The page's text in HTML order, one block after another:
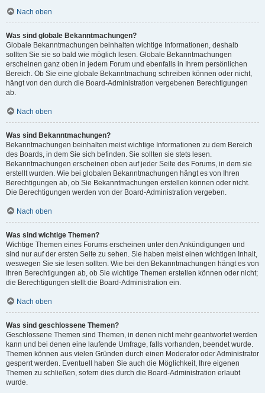
Nach oben
Was sind globale Bekanntmachungen?
Globale Bekanntmachungen beinhalten wichtige Informationen, deshalb
sollten Sie sie so bald wie möglich lesen. Globale Bekanntmachungen
erscheinen ganz oben in jedem Forum und ebenfalls in Ihrem persönlichen
Bereich. Ob Sie eine globale Bekanntmachung schreiben können oder nicht,
hängt von den durch die Board-Administration vergebenen Berechtigungen
ab.
Nach oben
Was sind Bekanntmachungen?
Bekanntmachungen beinhalten meist wichtige Informationen zu dem Bereich
des Boards, in dem Sie sich befinden. Sie sollten sie stets lesen.
Bekanntmachungen erscheinen oben auf jeder Seite des Forums, in dem sie
erstellt wurden. Wie bei globalen Bekanntmachungen hängt es von Ihren
Berechtigungen ab, ob Sie Bekanntmachungen erstellen können oder nicht.
Die Berechtigungen werden von der Board-Administration vergeben.
Nach oben
Was sind wichtige Themen?
Wichtige Themen eines Forums erscheinen unter den Ankündigungen und
sind nur auf der ersten Seite zu sehen. Sie haben meist einen wichtigen Inhalt,
weswegen Sie sie lesen sollten. Wie bei den Bekanntmachungen hängt es von
Ihren Berechtigungen ab, ob Sie wichtige Themen erstellen können oder nicht;
die Berechtigungen stellt die Board-Administration ein.
Nach oben
Was sind geschlossene Themen?
Geschlossene Themen sind Themen, in denen nicht mehr geantwortet werden
kann und bei denen eine laufende Umfrage, falls vorhanden, beendet wurde.
Themen können aus vielen Gründen durch einen Moderator oder Administrator
gesperrt werden. Eventuell haben Sie auch die Möglichkeit, Ihre eigenen
Themen zu schließen, sofern dies durch die Board-Administration erlaubt
wurde.